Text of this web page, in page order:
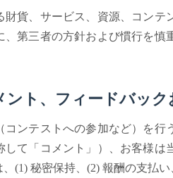
貨、サービス、資源、コン
第三者の方針および慣行を
ント、フィードバッ
コンテストへの参加など）を
て「コメント」）、お客様
(1) 秘密保持、(2) 報酬の支払